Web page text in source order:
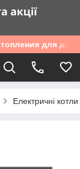
для дома
Електричні котли